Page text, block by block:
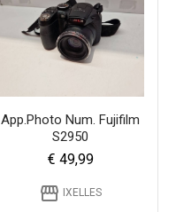
App.photo Num. Fujifilm
S2950
€ 49,99
storefront IXELLES